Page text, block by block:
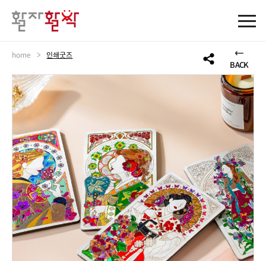
home > 인쇄굿즈
BACK